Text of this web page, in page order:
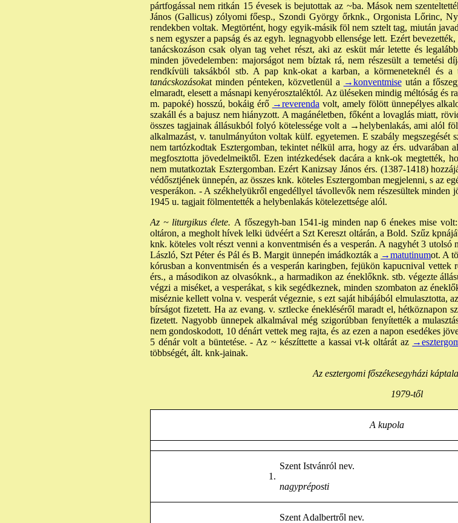
pártfogással nem ritkán 15 évesek is bejutottak az ~ba. Mások nem
János (Gallicus) zólyomi főesp., Szondi György őrknk., Orgonista Lőrinc,
rendekben voltak. Megtörtént, hogy egyik-másik föl nem sztelt tag, miután
s nem egyszer a papság és az egyh. legnagyobb ellensége lett. Ezért
tanácskozáson csak olyan tag vehet részt, aki az esküt már letette és
minden jövedelemben: majorságot nem bíztak rá, nem részesült a temetési
rendkívüli taksákból stb. A pap knk-okat a karban, a körmeneteknél és a
tanácskozásokat minden pénteken, közvetlenül a →konventmiseután a
elmaradt, elesett a másnapi kenyérosztaléktól. Az üléseken mindig méltóság és
m. papoké) hosszú, bokáig érő →reverenda volt, amely fölött ünnepélyes
szakáll és a bajusz nem hiányzott. A magánéletben, főként a lovaglás miatt,
összes tagjainak állásukból folyó kötelessége volt a →helybenlakás, ami alól
alkalmazást, v. tanulmányúton voltak külf. egyetemen. E szabály
nem tartózkodtak Esztergomban, tekintet nélkül arra, hogy az érs. udvarában
megfosztotta jövedelmeiktől. Ezen intézkedések dacára a knk-ok megtették,
nem mutatkoztak Esztergomban. Ezért Kanizsay János érs. (1387-1418)
védősztjének ünnepén, az összes knk. köteles Esztergomban megjelenni, s az
vesperákon. - A székhelyükről engedéllyel távollevők nem részesültek minden
1945 u. tagjait fölmentették a helybenlakás kötelezettsége alól.
Az ~ liturgikus élete. A főszegyh-ban 1541-ig minden nap 6 énekes mise
oltáron, a megholt hívek lelki üdvéért a Szt Kereszt oltárán, a Bold. Szűz
knk. köteles volt részt venni a konventmisén és a vesperán. A nagyhét 3 utolsó
László, Szt Péter és Pál és B. Margit ünnepén imádkozták a →matutinumot. A
kórusban a konventmisén és a vesperán karingben, fejükön kapucnival vettek
érs., a másodikon az olvasóknk., a harmadikon az éneklőknk. stb. végezte
végzi a miséket, a vesperákat, s kik segédkeznek, minden szombaton az
miséznie kellett volna v. vesperát végeznie, s ezt saját hibájából elmulasztotta,
bírságot fizetett. Ha az evang. v. sztlecke énekléséről maradt el, hétköznapon
fizetett. Nagyobb ünnepek alkalmával még szigorúbban fenyítették a
nem gondoskodott, 10 dénárt vettek meg rajta, és az ezen a napon esedékes
5 dénár volt a büntetése. - Az ~ készíttette a kassai vt-k oltárát az
többségét, ált. knk-jainak.
Az esztergomi főszékesegyházi
1979-től
A kupola
1.
Szent Istvánról nev.
nagypréposti
Szent Adalbertről nev.